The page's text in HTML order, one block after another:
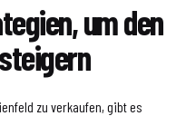
um den
zu verkaufen, gibt es